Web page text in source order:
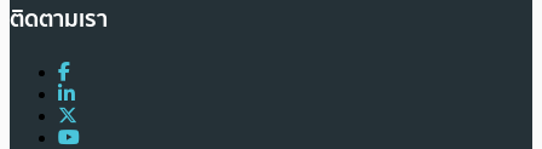
ติดตามเรา